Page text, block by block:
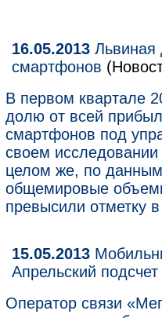
16.05.2013 Львиная
смартфонов
В первом квартале
долю от всей
смартфонов под
своем
целом же, по данным
общемировые
превысили отметку
15.05.2013
Апрельский подсчет
Оператор связи